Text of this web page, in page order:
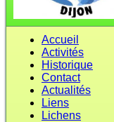
Accueil
Activités
Historique
Contact
Actualités
Liens
Lichens